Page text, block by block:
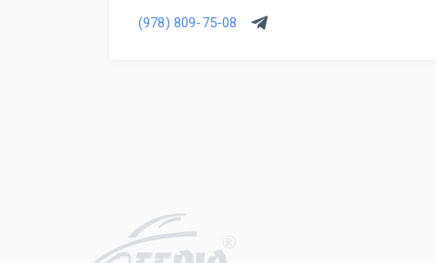
(978) 809-75-08
R